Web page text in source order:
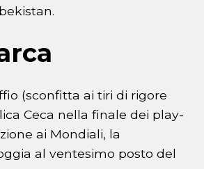
(sconfitta ai tiri di rigore
Ceca nella finale dei play-
ai Mondiali, la
al ventesimo posto del